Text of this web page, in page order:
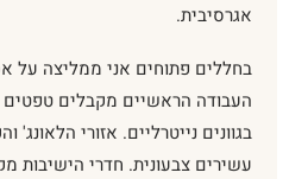
אגרסיבית.
בחללים פתוחים אני ממליצה על
העבודה הראשיים מקבלים טפטים
בגוונים נייטרליים. אזורי
עשירים צבעונית. חדרי הישיבות